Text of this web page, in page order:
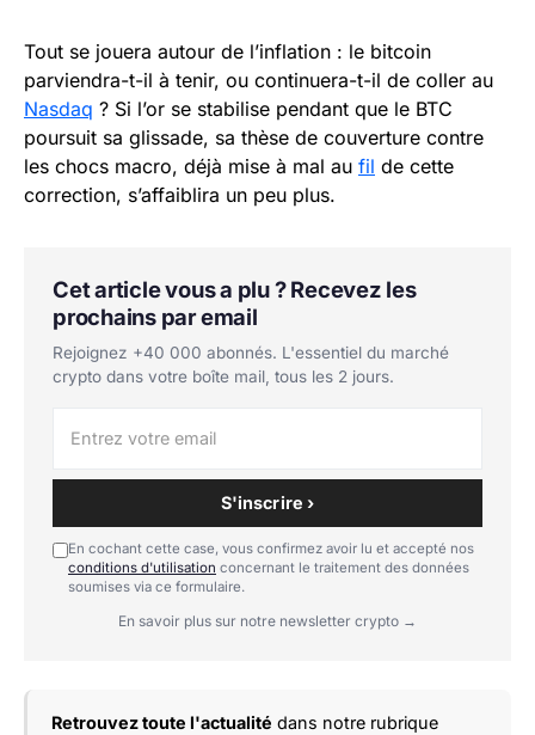
Tout se jouera autour de l’inflation : le bitcoin
parviendra-t-il à tenir, ou continuera-t-il de coller au
Nasdaq ? Si l’or se stabilise pendant que le BTC
poursuit sa glissade, sa thèse de couverture contre
les chocs macro, déjà mise à mal au fil de cette
correction, s’affaiblira un peu plus.
Cet article vous a plu ? Recevez les
prochains par email
Rejoignez +40 000 abonnés. L'essentiel du marché
crypto dans votre boîte mail, tous les 2 jours.
S'inscrire ›
En cochant cette case, vous confirmez avoir lu et accepté nos
conditions d'utilisation concernant le traitement des données
soumises via ce formulaire.
En savoir plus sur notre newsletter crypto →
Retrouvez toute l'actualité dans notre rubrique